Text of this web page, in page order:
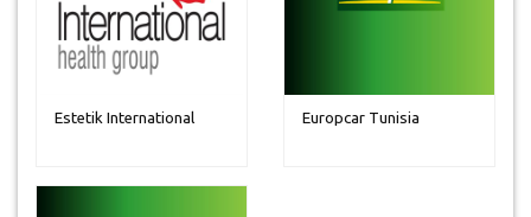
Estetik International Europcar Tunisia